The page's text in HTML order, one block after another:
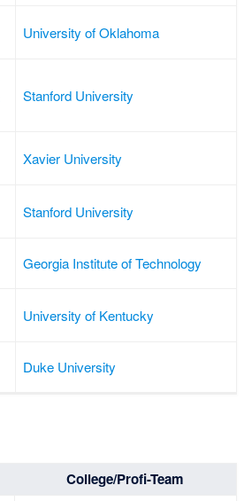
University of Oklahoma
Stanford University
Xavier University
Stanford University
Georgia Institute of Technology
University of Kentucky
Duke University
College/Profi-Team